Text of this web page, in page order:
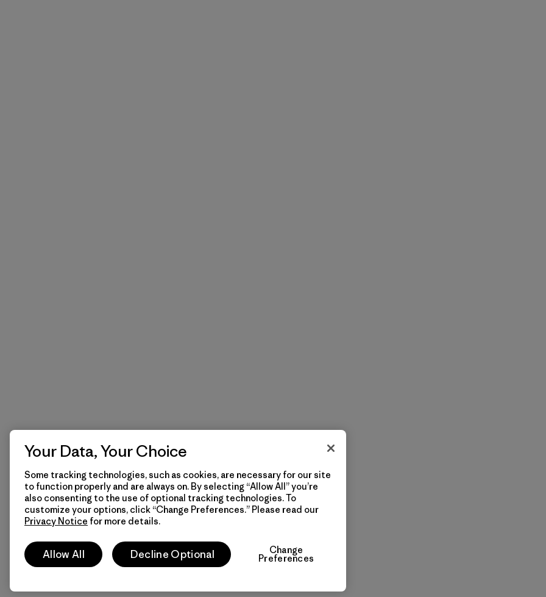
Your Data, Your Choice
Some tracking technologies, such as cookies, are necessary for our site
to function properly and are always on. By selecting “Allow All” you’re
also consenting to the use of optional tracking technologies. To
customize your options, click “Change Preferences.” Please read our
Privacy Notice for more details.
Allow All Decline Optional Change
Preferences